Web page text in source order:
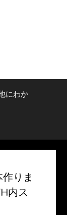
にわか
りま
内ス